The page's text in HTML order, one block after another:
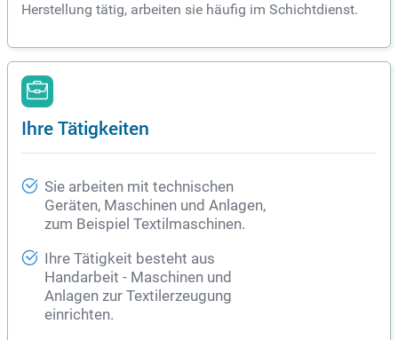
Herstellung tätig, arbeiten sie häufig im Schichtdienst.
Ihre Tätigkeiten
Sie arbeiten mit technischen
Geräten, Maschinen und Anlagen,
zum Beispiel Textilmaschinen.
Ihre Tätigkeit besteht aus
Handarbeit - Maschinen und
Anlagen zur Textilerzeugung
einrichten.